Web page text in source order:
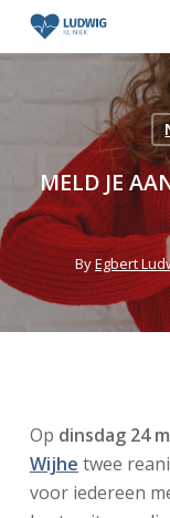
Skip
MELD JE
ByEgbert
Op dinsdag 24
Wijhe twee
voor iedereen